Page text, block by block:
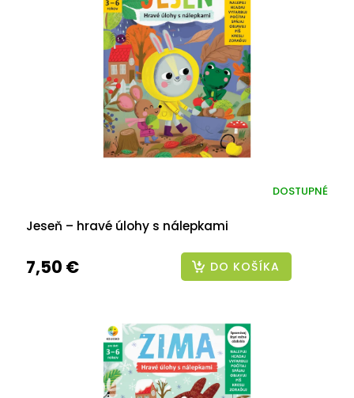
Jeseň – hravé úlohy s nálepkami
DOSTUPNÉ
7,50 € DO KOŠÍKA